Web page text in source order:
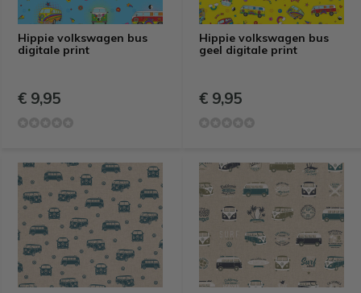
Hippie volkswagen bus
digitale print
€ 9,95
Hippie volkswagen bus
geel digitale print
€ 9,95